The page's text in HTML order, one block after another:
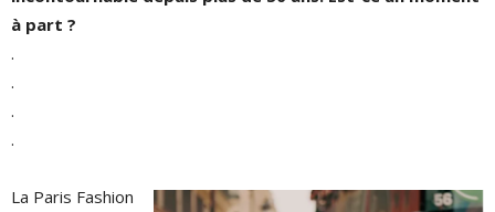
à part ?
.
.
.
.
La Paris Fashion